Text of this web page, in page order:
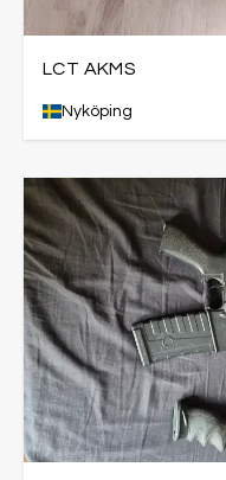
LCT AKMS
Nyköping